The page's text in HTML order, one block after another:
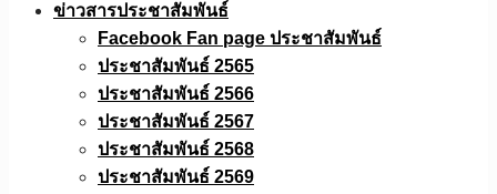
ข่าวสารประชาสัมพันธ์
Facebook Fan page ประชาสัมพันธ์
ประชาสัมพันธ์ 2565
ประชาสัมพันธ์ 2566
ประชาสัมพันธ์ 2567
ประชาสัมพันธ์ 2568
ประชาสัมพันธ์ 2569